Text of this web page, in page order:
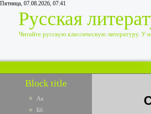
Пятница, 07.08.2026, 07:41
Русская
Читайте русскую классическую литературу. У
Block title
Аа
Бб